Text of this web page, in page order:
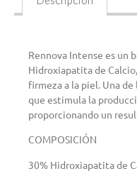
Rennova Intense es un
Hidroxiapatita de
firmeza a la piel. Una
que estimula la
proporcionando un
COMPOSICIÓN
30% Hidroxiapatita de